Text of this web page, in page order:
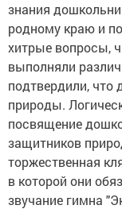
знания
родному краю и
хитрые вопросы,
выполняли
подтвердили, что
природы.
посвящение
защитников
торжественная
в которой они
звучание гимна